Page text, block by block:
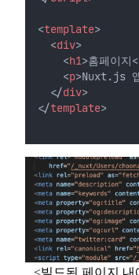
<template>
  <
div>
    <
h1>홈페이지
    <
p>Nuxt.js
  </
div>
</template>